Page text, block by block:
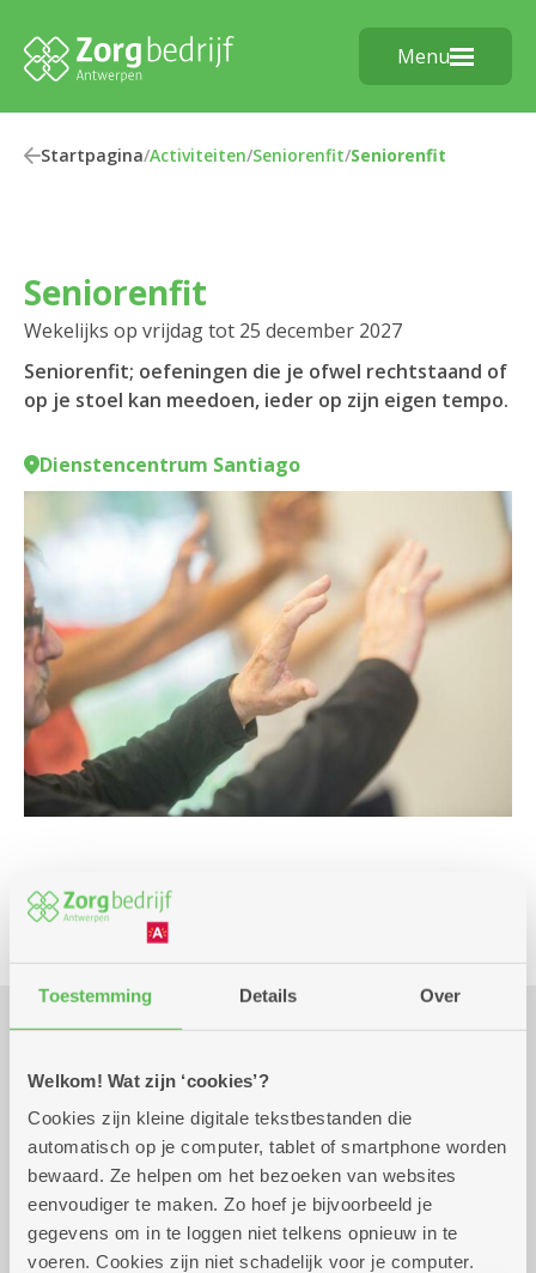
Toestemming Details Over
Welkom! Wat zijn ‘cookies’?
Cookies zijn kleine digitale tekstbestanden die
automatisch op je computer, tablet of smartphone worden
bewaard. Ze helpen om het bezoeken van websites
eenvoudiger te maken. Zo hoef je bijvoorbeeld je
gegevens om in te loggen niet telkens opnieuw in te
voeren. Cookies zijn niet schadelijk voor je computer.
Menu
Startpagina/Activiteiten/Seniorenfit/Seniorenfit
Seniorenfit
Wekelijks op vrijdag tot 25 december 2027
Seniorenfit; oefeningen die je ofwel rechtstaand of
op je stoel kan meedoen, ieder op zijn eigen tempo.
Dienstencentrum Santiago
Beweging
Praktisch
Wekelijks op vrijdag tot 25
december 2027
10.00 uur tot
11.00 uur
1 euro